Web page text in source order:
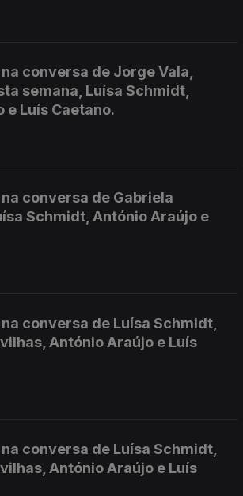
conversa de Jorge Vala,
semana, Luísa Schmidt,
e Luís Caetano.
conversa de Gabriela
Schmidt, António Araújo e
conversa de Luísa Schmidt,
António Araújo e Luís
conversa de Luísa Schmidt,
António Araújo e Luís